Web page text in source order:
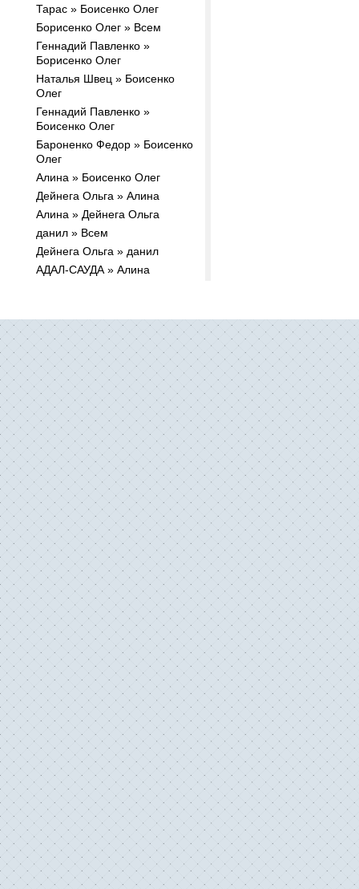
Тарас » Боисенко Олег
Борисенко Олег » Всем
Геннадий Павленко »
Борисенко Олег
Наталья Швец » Боисенко
Олег
Геннадий Павленко »
Боисенко Олег
Бароненко Федор » Боисенко
Олег
Алина » Боисенко Олег
Дейнега Ольга » Алина
Алина » Дейнега Ольга
данил » Всем
Дейнега Ольга » данил
АДАЛ-САУДА » Алина